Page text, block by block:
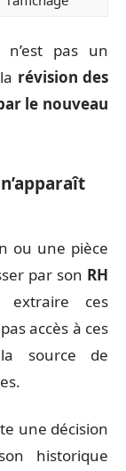
pas un
révision des
le nouveau
ou une pièce
par son RH
ces
accès à ces
source de
une décision
historique